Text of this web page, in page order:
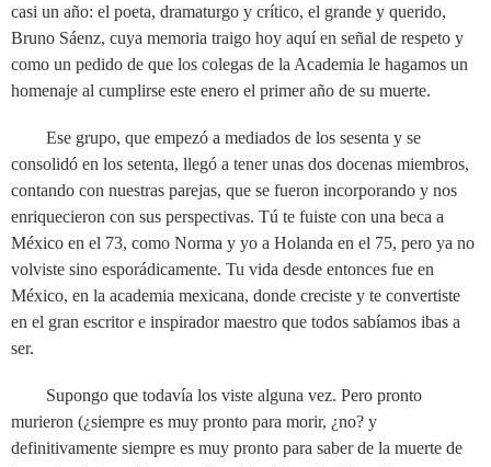
casi un año: el poeta, dramaturgo y crítico, el grande y querido,
Bruno Sáenz, cuya memoria traigo hoy aquí en señal de respeto y
como un pedido de que los colegas de la Academia le hagamos un
homenaje al cumplirse este enero el primer año de su muerte.
Ese grupo, que empezó a mediados de los sesenta y se
consolidó en los setenta, llegó a tener unas dos docenas miembros,
contando con nuestras parejas, que se fueron incorporando y nos
enriquecieron con sus perspectivas. Tú te fuiste con una beca a
México en el 73, como Norma y yo a Holanda en el 75, pero ya no
volviste sino esporádicamente. Tu vida desde entonces fue en
México, en la academia mexicana, donde creciste y te convertiste
en el gran escritor e inspirador maestro que todos sabíamos ibas a
ser.
Supongo que todavía los viste alguna vez. Pero pronto
murieron (¿siempre es muy pronto para morir, ¿no? y
definitivamente siempre es muy pronto para saber de la muerte de